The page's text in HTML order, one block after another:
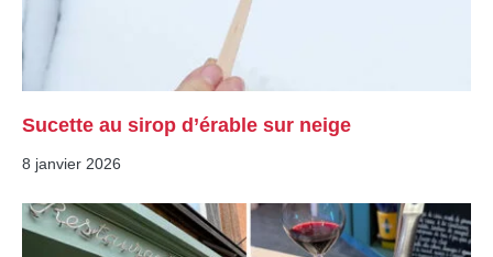
Sucette au sirop d’érable sur neige
8 janvier 2026